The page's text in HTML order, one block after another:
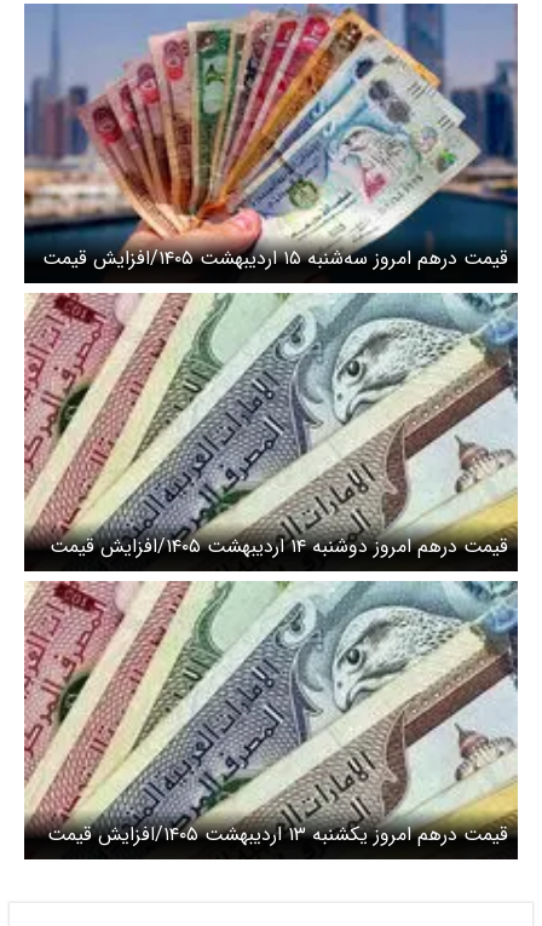
قیمت درهم امروز سه‌شنبه ۱۵ اردیبهشت ۱۴۰۵/افزایش قیمت
درهم
قیمت درهم امروز دوشنبه ۱۴ اردیبهشت ۱۴۰۵/افزایش قیمت
درهم
قیمت درهم امروز یکشنبه ۱۳ اردیبهشت ۱۴۰۵/افزایش قیمت
درهم